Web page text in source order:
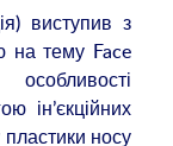
виступив з
на тему Face
ін’єкційних
пластики носу